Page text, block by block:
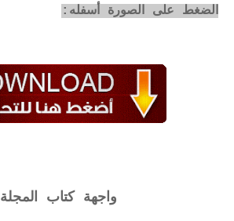
الضغط على الصورة أسفله:
واجهة كتاب المجلة